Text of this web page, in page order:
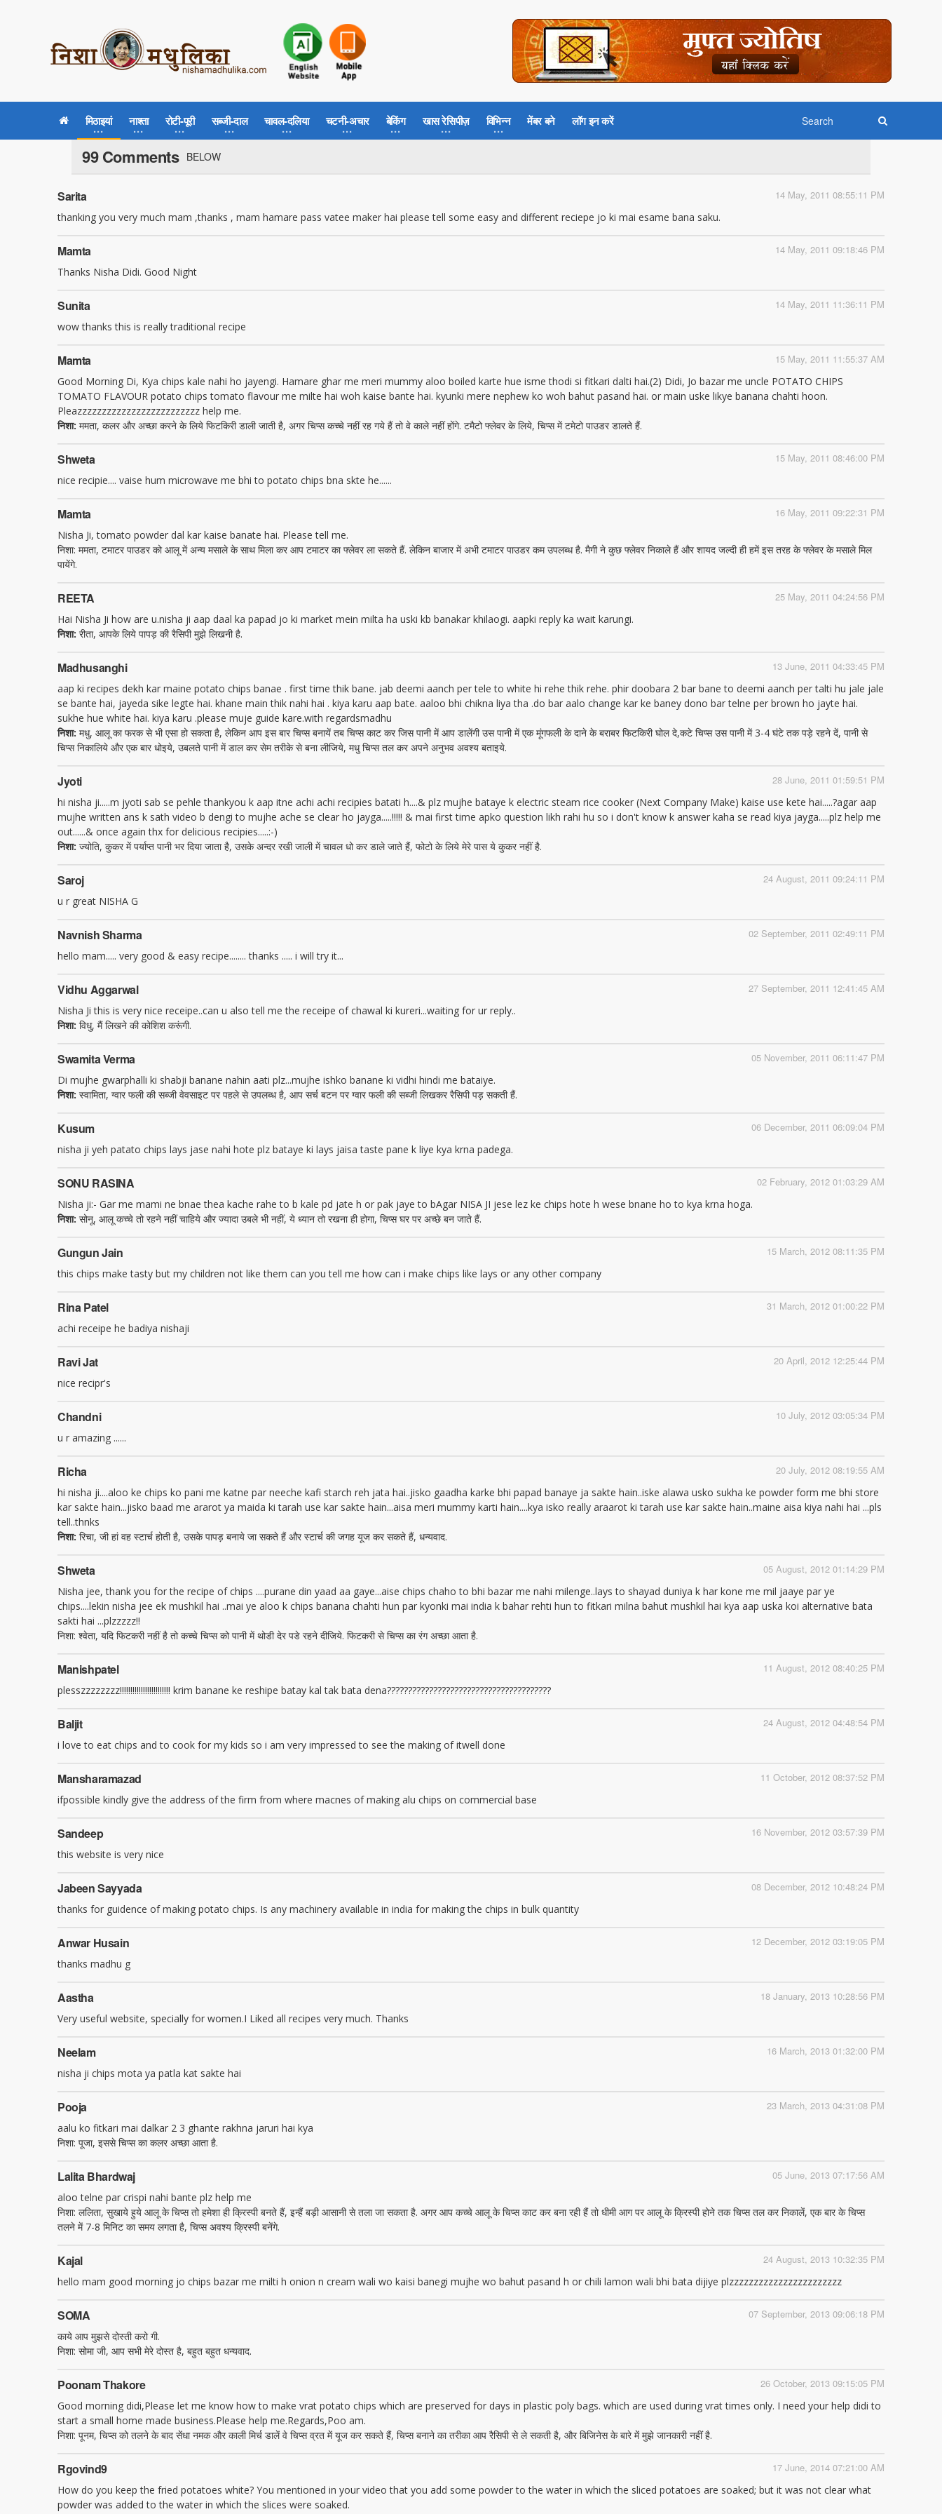
मिठाइयां नाश्ता रोटी-पूरी सब्जी-दाल चावल-दलिया चटनी-अचार बेकिंग खास रेसिपीज़ विभिन्न मेंबर बने लॉग इन करें
99 Comments BELOW
14 May, 2011 08:55:11 PM
Sarita
thanking you very much mam ,thanks , mam hamare pass vatee maker hai please tell some easy and different reciepe jo ki mai esame bana saku.
14 May, 2011 09:18:46 PM
Mamta
Thanks Nisha Didi. Good Night
14 May, 2011 11:36:11 PM
Sunita
wow thanks this is really traditional recipe
15 May, 2011 11:55:37 AM
Mamta
Good Morning Di, Kya chips kale nahi ho jayengi. Hamare ghar me meri mummy aloo boiled karte hue isme thodi si fitkari dalti hai.(2) Didi, Jo bazar me uncle POTATO CHIPS
TOMATO FLAVOUR potato chips tomato flavour me milte hai woh kaise bante hai. kyunki mere nephew ko woh bahut pasand hai. or main uske likye banana chahti hoon.
Pleazzzzzzzzzzzzzzzzzzzzzzzzz help me.
निशा: ममता, कलर और अच्छा करने के लिये फिटकिरी डाली जाती है, अगर चिप्स कच्चे नहीं रह गये हैं तो वे काले नहीं होंगे. टमैटो फ्लेवर के लिये, चिप्स में टमेटो पाउडर डालते हैं.
15 May, 2011 08:46:00 PM
Shweta
nice recipie.... vaise hum microwave me bhi to potato chips bna skte he......
16 May, 2011 09:22:31 PM
Mamta
Nisha Ji, tomato powder dal kar kaise banate hai. Please tell me.
निशा: ममता, टमाटर पाउडर को आलू में अन्य मसाले के साथ मिला कर आप टमाटर का फ्लेवर ला सकते हैं. लेकिन बाजार में अभी टमाटर पाउडर कम उपलब्ध है. मैगी ने कुछ फ्लेवर निकाले हैं और शायद जल्दी ही हमें इस तरह के फ्लेवर के मसाले मिल
पायेंगे.
25 May, 2011 04:24:56 PM
REETA
Hai Nisha Ji how are u.nisha ji aap daal ka papad jo ki market mein milta ha uski kb banakar khilaogi. aapki reply ka wait karungi.
निशा: रीता, आपके लिये पापड़ की रैसिपी मुझे लिखनी है.
13 June, 2011 04:33:45 PM
Madhusanghi
aap ki recipes dekh kar maine potato chips banae . first time thik bane. jab deemi aanch per tele to white hi rehe thik rehe. phir doobara 2 bar bane to deemi aanch per talti hu jale jale
se bante hai, jayeda sike legte hai. khane main thik nahi hai . kiya karu aap bate. aaloo bhi chikna liya tha .do bar aalo change kar ke baney dono bar telne per brown ho jayte hai.
sukhe hue white hai. kiya karu .please muje guide kare.with regardsmadhu
निशा: मधु, आलू का फरक से भी एसा हो सकता है, लेकिन आप इस बार चिप्स बनायें तब चिप्स काट कर जिस पानी में आप डालेंगी उस पानी में एक मूंगफली के दाने के बराबर फिटकिरी घोल दे,कटे चिप्स उस पानी में 3-4 घंटे तक पड़े रहने दें, पानी से
चिप्स निकालिये और एक बार धोइये, उबलते पानी में डाल कर सेम तरीके से बना लीजिये, मधु चिप्स तल कर अपने अनुभव अवश्य बताइये.
28 June, 2011 01:59:51 PM
Jyoti
hi nisha ji.....m jyoti sab se pehle thankyou k aap itne achi achi recipies batati h....& plz mujhe bataye k electric steam rice cooker (Next Company Make) kaise use kete hai.....?agar aap
mujhe written ans k sath video b dengi to mujhe ache se clear ho jayga.....!!!!! & mai first time apko question likh rahi hu so i don't know k answer kaha se read kiya jayga.....plz help me
out......& once again thx for delicious recipies.....:-)
निशा: ज्योति, कुकर में पर्याप्त पानी भर दिया जाता है, उसके अन्दर रखी जाली में चावल धो कर डाले जाते हैं, फोटो के लिये मेरे पास ये कुकर नहीं है.
24 August, 2011 09:24:11 PM
Saroj
u r great NISHA G
02 September, 2011 02:49:11 PM
Navnish Sharma
hello mam..... very good & easy recipe........ thanks ..... i will try it...
27 September, 2011 12:41:45 AM
Vidhu Aggarwal
Nisha Ji this is very nice receipe..can u also tell me the receipe of chawal ki kureri...waiting for ur reply..
निशा: विधु, मैं लिखने की कोशिश करूंगी.
05 November, 2011 06:11:47 PM
Swamita Verma
Di mujhe gwarphalli ki shabji banane nahin aati plz...mujhe ishko banane ki vidhi hindi me bataiye.
निशा: स्वामिता, ग्वार फली की सब्जी वेवसाइट पर पहले से उपलब्ध है, आप सर्च बटन पर ग्वार फली की सब्जी लिखकर रैसिपी पड़ सकती हैं.
06 December, 2011 06:09:04 PM
Kusum
nisha ji yeh patato chips lays jase nahi hote plz bataye ki lays jaisa taste pane k liye kya krna padega.
02 February, 2012 01:03:29 AM
SONU RASINA
Nisha ji:- Gar me mami ne bnae thea kache rahe to b kale pd jate h or pak jaye to bAgar NISA JI jese lez ke chips hote h wese bnane ho to kya krna hoga.
निशा: सोनू, आलू कच्चे तो रहने नहीं चाहिये और ज्यादा उबले भी नहीं, ये ध्यान तो रखना ही होगा, चिप्स घर पर अच्छे बन जाते हैं.
15 March, 2012 08:11:35 PM
Gungun Jain
this chips make tasty but my children not like them can you tell me how can i make chips like lays or any other company
31 March, 2012 01:00:22 PM
Rina Patel
achi receipe he badiya nishaji
20 April, 2012 12:25:44 PM
Ravi Jat
nice recipr's
10 July, 2012 03:05:34 PM
Chandni
u r amazing ......
20 July, 2012 08:19:55 AM
Richa
hi nisha ji....aloo ke chips ko pani me katne par neeche kafi starch reh jata hai..jisko gaadha karke bhi papad banaye ja sakte hain..iske alawa usko sukha ke powder form me bhi store
kar sakte hain...jisko baad me ararot ya maida ki tarah use kar sakte hain...aisa meri mummy karti hain....kya isko really araarot ki tarah use kar sakte hain..maine aisa kiya nahi hai ...pls
tell..thnks
निशा: रिचा, जी हां वह स्टार्च होती है, उसके पापड़ बनाये जा सकते हैं और स्टार्च की जगह यूज कर सकते हैं, धन्यवाद.
05 August, 2012 01:14:29 PM
Shweta
Nisha jee, thank you for the recipe of chips ....purane din yaad aa gaye...aise chips chaho to bhi bazar me nahi milenge..lays to shayad duniya k har kone me mil jaaye par ye
chips....lekin nisha jee ek mushkil hai ..mai ye aloo k chips banana chahti hun par kyonki mai india k bahar rehti hun to fitkari milna bahut mushkil hai kya aap uska koi alternative bata
sakti hai ...plzzzzz!!
निशा: श्वेता, यदि फिटकरी नहीं है तो कच्चे चिप्स को पानी में थोडी देर पडे रहने दीजिये. फिटकरी से चिप्स का रंग अच्छा आता है.
11 August, 2012 08:40:25 PM
Manishpatel
plesszzzzzzzz!!!!!!!!!!!!!!!!!!!!!!!! krim banane ke reshipe batay kal tak bata dena???????????????????????????????????????
24 August, 2012 04:48:54 PM
Baljit
i love to eat chips and to cook for my kids so i am very impressed to see the making of itwell done
11 October, 2012 08:37:52 PM
Mansharamazad
ifpossible kindly give the address of the firm from where macnes of making alu chips on commercial base
16 November, 2012 03:57:39 PM
Sandeep
this website is very nice
08 December, 2012 10:48:24 PM
Jabeen Sayyada
thanks for guidence of making potato chips. Is any machinery available in india for making the chips in bulk quantity
12 December, 2012 03:19:05 PM
Anwar Husain
thanks madhu g
18 January, 2013 10:28:56 PM
Aastha
Very useful website, specially for women.I Liked all recipes very much. Thanks
16 March, 2013 01:32:00 PM
Neelam
nisha ji chips mota ya patla kat sakte hai
23 March, 2013 04:31:08 PM
Pooja
aalu ko fitkari mai dalkar 2 3 ghante rakhna jaruri hai kya
निशा: पूजा, इससे चिप्स का कलर अच्छा आता है.
05 June, 2013 07:17:56 AM
Lalita Bhardwaj
aloo telne par crispi nahi bante plz help me
निशा: ललिता, सुखाये हुये आलू के चिप्स तो हमेशा ही क्रिस्पी बनते हैं, इन्हैं बड़ी आसानी से तला जा सकता है. अगर आप कच्चे आलू के चिप्स काट कर बना रही हैं तो धीमी आग पर आलू के क्रिस्पी होने तक चिप्स तल कर निकालें, एक बार के चिप्स
तलने में 7-8 मिनिट का समय लगता है, चिप्स अवश्य क्रिस्पी बनेंगे.
24 August, 2013 10:32:35 PM
Kajal
hello mam good morning jo chips bazar me milti h onion n cream wali wo kaisi banegi mujhe wo bahut pasand h or chili lamon wali bhi bata dijiye plzzzzzzzzzzzzzzzzzzzzzzz
07 September, 2013 09:06:18 PM
SOMA
काये आप मुझसे दोस्ती करो गी.
निशा: सोमा जी, आप सभी मेरे दोस्त है, बहुत बहुत धन्यवाद.
26 October, 2013 09:15:05 PM
Poonam Thakore
Good morning didi,Please let me know how to make vrat potato chips which are preserved for days in plastic poly bags. which are used during vrat times only. I need your help didi to
start a small home made business.Please help me.Regards,Poo am.
निशा: पूनम, चिप्स को तलने के बाद सेंधा नमक और काली मिर्च डालें वे चिप्स व्रत में यूज कर सकते हैं, चिप्स बनाने का तरीका आप रैसिपी से ले सकती है, और बिजिनेस के बारे में मुझे जानकारी नहीं है.
17 June, 2014 07:21:00 AM
Rgovind9
How do you keep the fried potatoes white? You mentioned in your video that you add some powder to the water in which the sliced potatoes are soaked; but it was not clear what
powder was added to the water in which the slices were soaked.